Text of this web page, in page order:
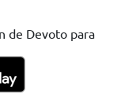
de Devoto para